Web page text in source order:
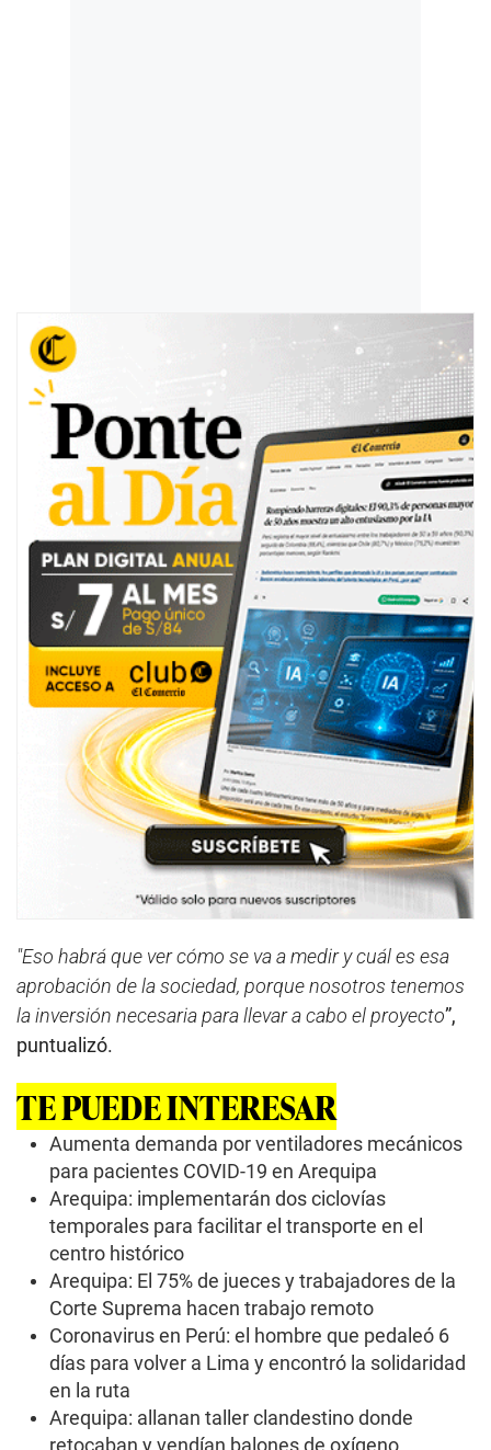
"Eso habrá que ver cómo se va a medir y cuál es esa
aprobación de la sociedad, porque nosotros tenemos
la inversión necesaria para llevar a cabo el proyecto”,
puntualizó.
TE PUEDE INTERESAR
Aumenta demanda por ventiladores mecánicos
para pacientes COVID-19 en Arequipa
Arequipa: implementarán dos ciclovías
temporales para facilitar el transporte en el
centro histórico
Arequipa: El 75% de jueces y trabajadores de la
Corte Suprema hacen trabajo remoto
Coronavirus en Perú: el hombre que pedaleó 6
días para volver a Lima y encontró la solidaridad
en la ruta
Arequipa: allanan taller clandestino donde
retocaban y vendían balones de oxígeno